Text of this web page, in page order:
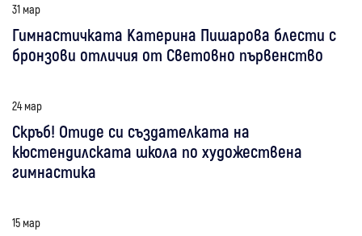
31 мар
Гимнастичката Катерина Пишарова блести с
бронзови отличия от Световно първенство
24 мар
Скръб! Отиде си създателката на
кюстендилската школа по художествена
гимнастика
15 мар